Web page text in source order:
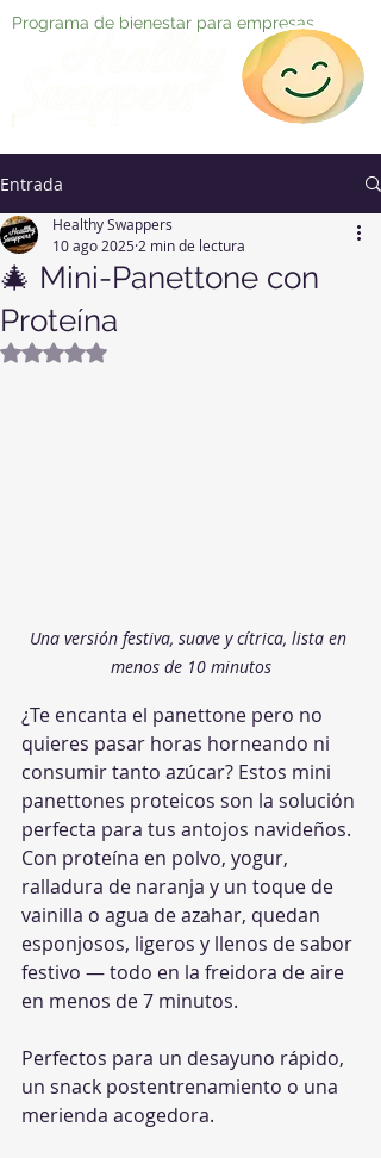
Programa de bienestar para empresas
Entrada
🎄 Mini-Panettone con
Proteína
Healthy Swappers
10 ago 2025 2 min de lectura
Obtuvo NaN de 5 estrellas.
Una versión festiva, suave y cítrica, lista en
menos de 10 minutos
¿Te encanta el panettone pero no
quieres pasar horas horneando ni
consumir tanto azúcar? Estos mini
panettones proteicos son la solución
perfecta para tus antojos navideños.
Con proteína en polvo, yogur,
ralladura de naranja y un toque de
vainilla o agua de azahar, quedan
esponjosos, ligeros y llenos de sabor
festivo — todo en la freidora de aire
en menos de 7 minutos.
Perfectos para un desayuno rápido,
un snack postentrenamiento o una
merienda acogedora.